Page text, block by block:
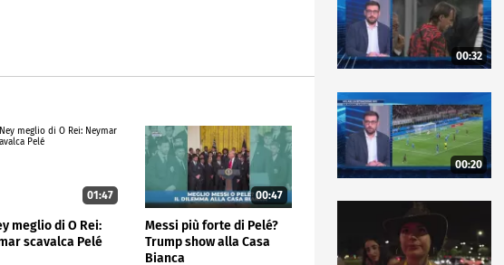
01:47
meglio di O Rei:
scavalca Pelé
00:47
Messi più forte di Pelé?
Trump show alla Casa
Bianca
00:32
00:20